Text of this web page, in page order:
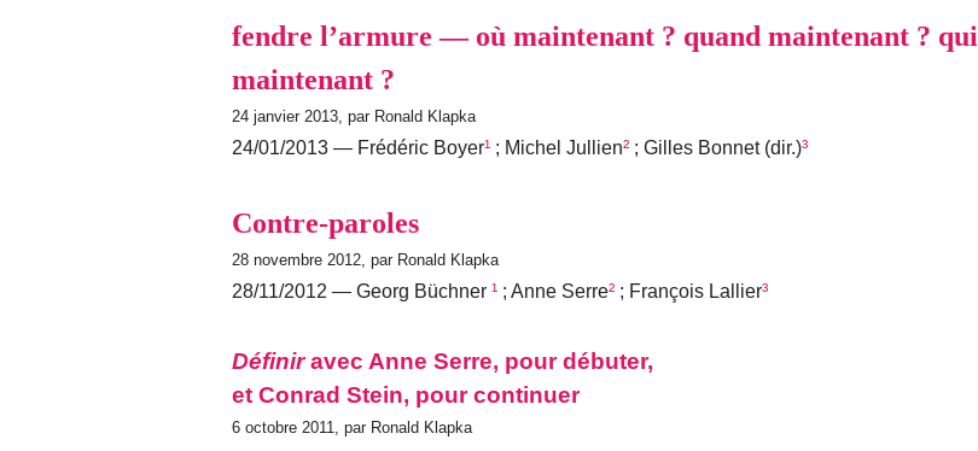
fendre l’armure — où maintenant ? quand maintenant ? qui
maintenant ?
24 janvier 2013, par Ronald Klapka
24/01/2013 — Frédéric Boyer¹ ; Michel Jullien² ; Gilles Bonnet (dir.)³
Contre-paroles
28 novembre 2012, par Ronald Klapka
28/11/2012 — Georg Büchner ¹ ; Anne Serre² ; François Lallier³
Définiravec Anne Serre, pour débuter,
et Conrad Stein, pour continuer
6 octobre 2011, par Ronald Klapka